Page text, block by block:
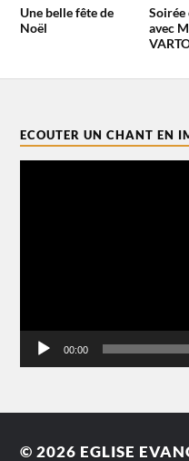
Une belle fête de
Noël
avec
ECOUTER UN CHANT EN
00:00
© 2026 EGLISE